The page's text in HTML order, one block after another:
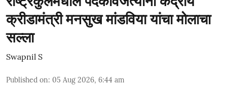
क्रीडामंत्री मनसुख मांडविया यांचा मोलाचा
सल्ला
Swapnil S
Published on: 05 Aug 2026, 6:44 am